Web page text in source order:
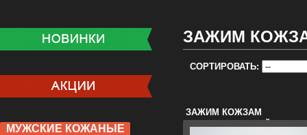
МУЖСКИЕ КОЖАНЫЕ
ЗАЖИМ
СОРТИРОВАТЬ:
ЗАЖИМ КОЖЗАМ
РИСУНОК ЧЕРНЫЙ